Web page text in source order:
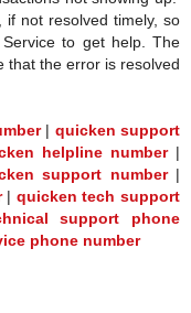
not resolved timely, so
to get help. The
that the error is resolved
| quicken support
helpline number|
support number|
| quicken tech support
support phone
phone number